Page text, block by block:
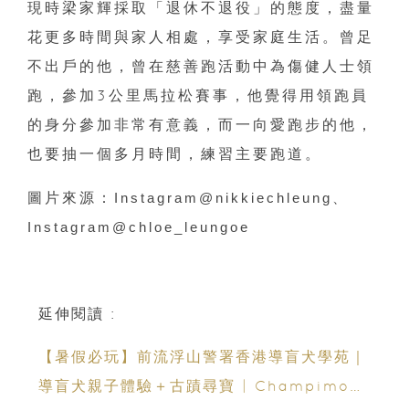
現時梁家輝採取「退休不退役」的態度，盡量
花更多時間與家人相處，享受家庭生活。曾足
不出戶的他，曾在慈善跑活動中為傷健人士領
跑，參加3公里馬拉松賽事，他覺得用領跑員
的身分參加非常有意義，而一向愛跑步的他，
也要抽一個多月時間，練習主要跑道。
圖片來源：
Instagram@nikkiechleung、
Instagram@chloe_leungoe
延伸閱讀 :
【暑假必玩】前流浮山警署香港導盲犬學苑｜
導盲犬親子體驗＋古蹟尋寶 | Champimom